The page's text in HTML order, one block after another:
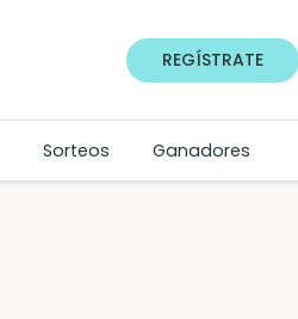
REGÍSTRATE
Sorteos Ganadores